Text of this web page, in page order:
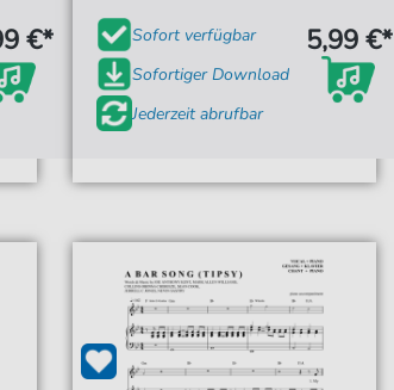
€*
Sofort verfügbar
Sofortiger Download
Jederzeit abrufbar
5,99 €*